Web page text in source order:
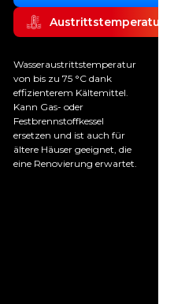
Austrittstemperatur
Wasseraustrittstemperatur
von bis zu 75 °C dank
effizienterem Kältemittel.
Kann Gas- oder
Festbrennstoffkessel
ersetzen und ist auch für
ältere Häuser geeignet, die
eine Renovierung erwartet.